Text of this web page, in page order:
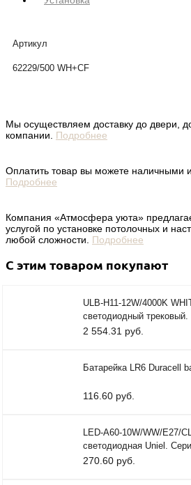
Артикул
62229/500 WH+CF
Мы осуществляем доставку до двери,
компании. Подробнее
Оплатить товар вы можете наличными и
Подробнее
Компания «Атмосфера уюта»
услугой по установке потолочных и
любой сложности. Подробнее
С этим товаром покупают
ULB-H11-12W/4000K
светодиодный
Белый свет (
2 554.31 руб.
Батарейка LR6 Duracell
116.60 руб.
LED-A60-10W/WW/E27/
светодиодная Uniel.
270.60 руб.